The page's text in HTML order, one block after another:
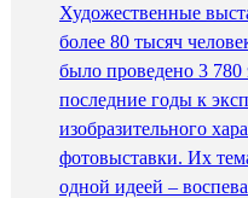
Художественные
более 80 тысяч
было проведено 3 780
последние годы к
изобразительного
фотовыставки. Их
одной идеей –